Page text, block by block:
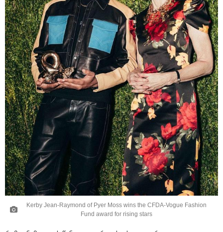
Kerby Jean-Raymond of Pyer Moss wins the CFDA-Vogue Fashion
Fund award for rising stars